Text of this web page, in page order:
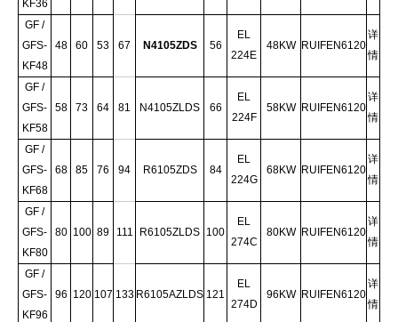
KF36
GF /
GFS-
KF48
48 60 53 67 N4105ZDS 56
EL
224E
48KW RUIFEN6120
详
情
GF /
GFS-
KF58
58 73 64 81 N4105ZLDS 66
EL
224F
58KW RUIFEN6120
详
情
GF /
GFS-
KF68
68 85 76 94 R6105ZDS 84
EL
224G
68KW RUIFEN6120
详
情
GF /
GFS-
KF80
80 100 89 111 R6105ZLDS 100
EL
274C
80KW RUIFEN6120
详
情
GF /
GFS-
KF96
96 120 107 133 R6105AZLDS 121
EL
274D
96KW RUIFEN6120
详
情